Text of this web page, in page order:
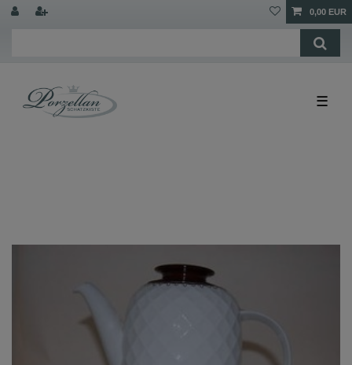
0,00 EUR
☰